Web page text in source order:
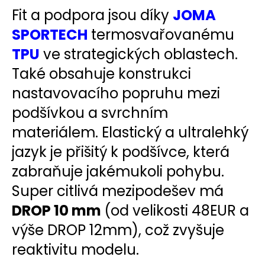
Fit a podpora jsou díky JOMA
SPORTECH termosvařovanému
TPU ve strategických oblastech.
Také obsahuje konstrukci
nastavovacího popruhu mezi
podšívkou a svrchním
materiálem. Elastický a ultralehký
jazyk je přišitý k podšívce, která
zabraňuje jakémukoli pohybu.
Super citlivá mezipodešev má
DROP 10 mm (od velikosti 48EUR a
výše DROP 12mm), což zvyšuje
reaktivitu modelu.